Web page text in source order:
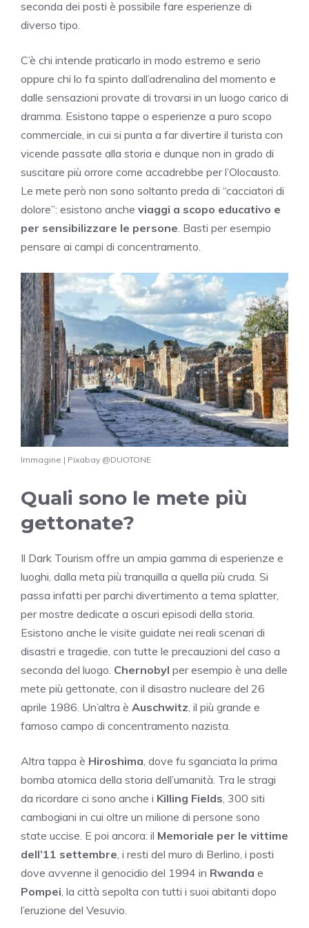
seconda dei posti è possibile fare esperienze di
diverso tipo.
C’è chi intende praticarlo in modo estremo e serio
oppure chi lo fa spinto dall’adrenalina del momento e
dalle sensazioni provate di trovarsi in un luogo carico di
dramma. Esistono tappe o esperienze a puro scopo
commerciale, in cui si punta a far divertire il turista con
vicende passate alla storia e dunque non in grado di
suscitare più orrore come accadrebbe per l’Olocausto.
Le mete però non sono soltanto preda di “cacciatori di
dolore”: esistono anche viaggi a scopo educativo e
per sensibilizzare le persone. Basti per esempio
pensare ai campi di concentramento.
Immagine | Pixabay @DUOTONE
Quali sono le mete più
gettonate?
Il Dark Tourism offre un ampia gamma di esperienze e
luoghi, dalla meta più tranquilla a quella più cruda. Si
passa infatti per parchi divertimento a tema splatter,
per mostre dedicate a oscuri episodi della storia.
Esistono anche le visite guidate nei reali scenari di
disastri e tragedie, con tutte le precauzioni del caso a
seconda del luogo. Chernobyl per esempio è una delle
mete più gettonate, con il disastro nucleare del 26
aprile 1986. Un’altra è Auschwitz , il più grande e
famoso campo di concentramento nazista.
Altra tappa è Hiroshima , dove fu sganciata la prima
bomba atomica della storia dell’umanità. Tra le stragi
da ricordare ci sono anche i Killing Fields , 300 siti
cambogiani in cui oltre un milione di persone sono
state uccise. E poi ancora: il Memoriale per le vittime
dell’11 settembre , i resti del muro di Berlino, i posti
dove avvenne il genocidio del 1994 in Rwanda e
Pompei , la città sepolta con tutti i suoi abitanti dopo
l’eruzione del Vesuvio.